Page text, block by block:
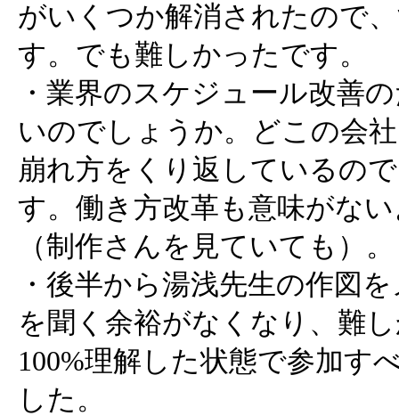
がいくつか解消されたので
す。でも難しかったです。
・業界のスケジュール改善
いのでしょうか。どこの会
崩れ方をくり返しているの
す。働き方改革も意味がな
（制作さんを見ていても）。
・後半から湯浅先生の作図
を聞く余裕がなくなり、難
100%理解した状態で参加す
した。